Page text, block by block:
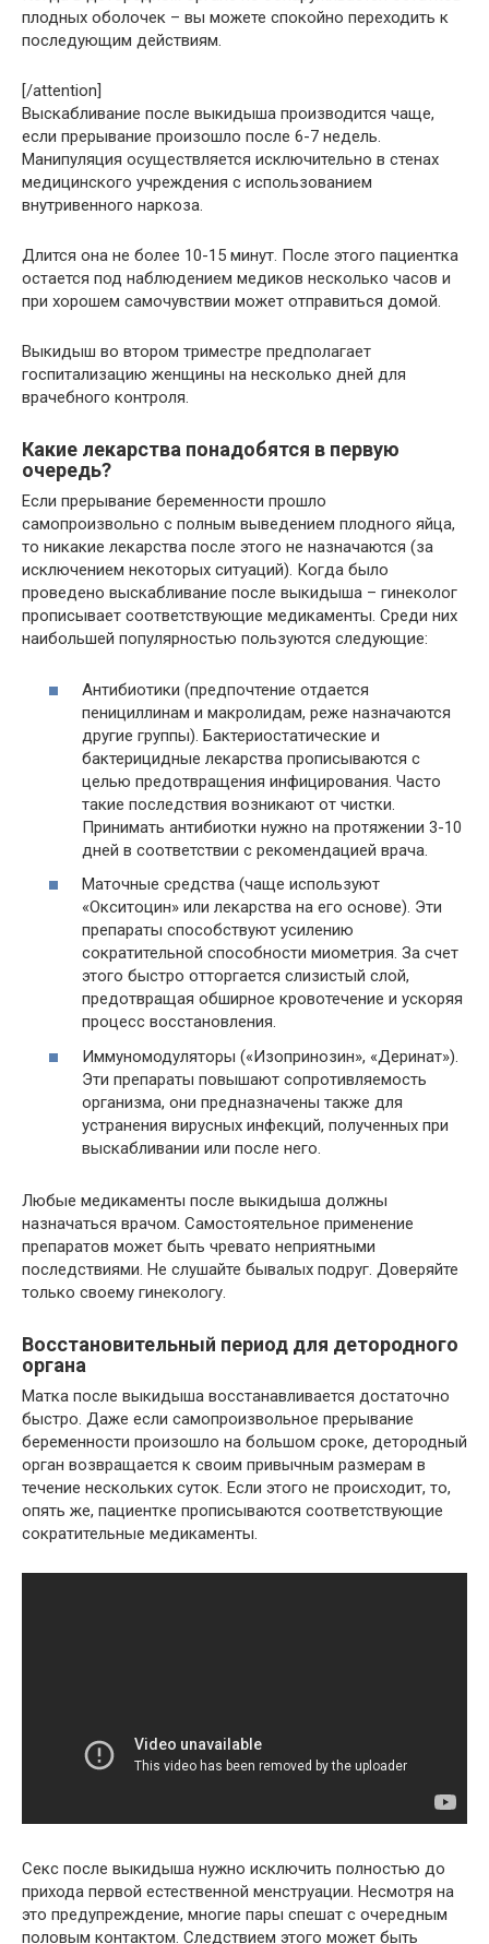
плодных оболочек – вы можете спокойно переходить к
последующим действиям.
[/attention]
Выскабливание после выкидыша производится чаще,
если прерывание произошло после 6-7 недель.
Манипуляция осуществляется исключительно в стенах
медицинского учреждения с использованием
внутривенного наркоза.
Длится она не более 10-15 минут. После этого пациентка
остается под наблюдением медиков несколько часов и
при хорошем самочувствии может отправиться домой.
Выкидыш во втором триместре предполагает
госпитализацию женщины на несколько дней для
врачебного контроля.
Какие лекарства понадобятся в первую
очередь?
Если прерывание беременности прошло
самопроизвольно с полным выведением плодного яйца,
то никакие лекарства после этого не назначаются (за
исключением некоторых ситуаций). Когда было
проведено выскабливание после выкидыша – гинеколог
прописывает соответствующие медикаменты. Среди них
наибольшей популярностью пользуются следующие:
Антибиотики (предпочтение отдается
пенициллинам и макролидам, реже назначаются
другие группы). Бактериостатические и
бактерицидные лекарства прописываются с
целью предотвращения инфицирования. Часто
такие последствия возникают от чистки.
Принимать антибиотки нужно на протяжении 3-10
дней в соответствии с рекомендацией врача.
Маточные средства (чаще используют
«Окситоцин» или лекарства на его основе). Эти
препараты способствуют усилению
сократительной способности миометрия. За счет
этого быстро отторгается слизистый слой,
предотвращая обширное кровотечение и ускоряя
процесс восстановления.
Иммуномодуляторы («Изопринозин», «Деринат»).
Эти препараты повышают сопротивляемость
организма, они предназначены также для
устранения вирусных инфекций, полученных при
выскабливании или после него.
Любые медикаменты после выкидыша должны
назначаться врачом. Самостоятельное применение
препаратов может быть чревато неприятными
последствиями. Не слушайте бывалых подруг. Доверяйте
только своему гинекологу.
Восстановительный период для детородного
органа
Матка после выкидыша восстанавливается достаточно
быстро. Даже если самопроизвольное прерывание
беременности произошло на большом сроке, детородный
орган возвращается к своим привычным размерам в
течение нескольких суток. Если этого не происходит, то,
опять же, пациентке прописываются соответствующие
сократительные медикаменты.
Секс после выкидыша нужно исключить полностью до
прихода первой естественной менструации. Несмотря на
это предупреждение, многие пары спешат с очередным
половым контактом. Следствием этого может быть